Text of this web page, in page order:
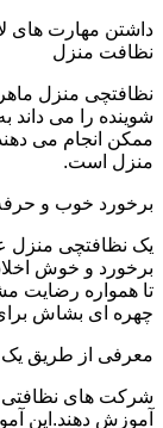
داشتن مهارت های
نظافت منزل
نظافتچی منزل
شوینده را می داند
ممکن انجام می
منزل است.
برخورد خوب و
یک نظافتچی منزل
برخورد و خوش
تا همواره رضایت
چهره ای بشاش
معرفی از طریق
شرکت های نظافتی
آموزش دهند.این